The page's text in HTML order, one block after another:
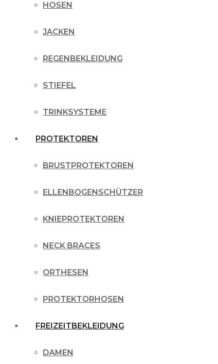
HOSEN
JACKEN
REGENBEKLEIDUNG
STIEFEL
TRINKSYSTEME
PROTEKTOREN
BRUSTPROTEKTOREN
ELLENBOGENSCHÜTZER
KNIEPROTEKTOREN
NECK BRACES
ORTHESEN
PROTEKTORHOSEN
FREIZEITBEKLEIDUNG
DAMEN